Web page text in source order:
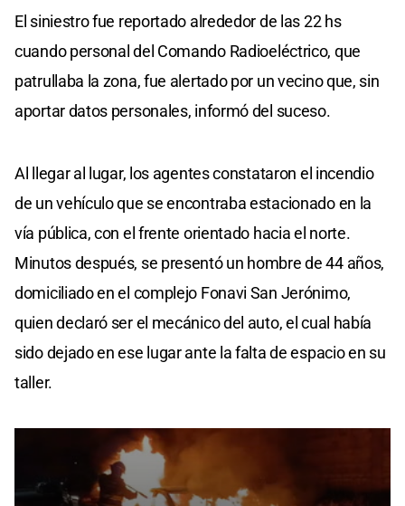
El siniestro fue reportado alrededor de las 22 hs
cuando personal del Comando Radioeléctrico, que
patrullaba la zona, fue alertado por un vecino que, sin
aportar datos personales, informó del suceso.
Al llegar al lugar, los agentes constataron el incendio
de un vehículo que se encontraba estacionado en la
vía pública, con el frente orientado hacia el norte.
Minutos después, se presentó un hombre de 44 años,
domiciliado en el complejo Fonavi San Jerónimo,
quien declaró ser el mecánico del auto, el cual había
sido dejado en ese lugar ante la falta de espacio en su
taller.